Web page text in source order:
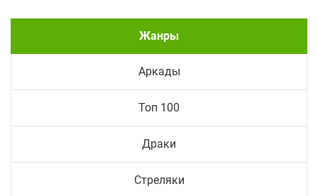
Жанры
Аркады
Топ 100
Драки
Стреляки